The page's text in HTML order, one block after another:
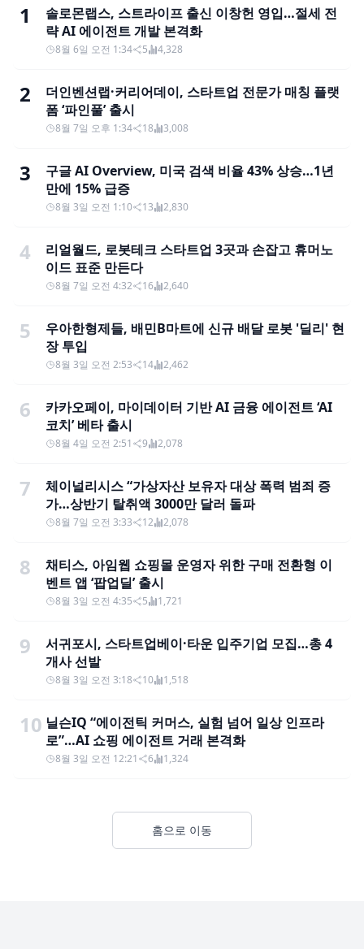
1
솔로몬랩스, 스트라이프 출신 이창헌 영입…절세 전
략 AI 에이전트 개발 본격화
8월 6일 오전 1:34 5 4,328
2
더인벤션랩·커리어데이, 스타트업 전문가 매칭 플랫
폼 ‘파인풀’ 출시
8월 7일 오후 1:34 18 3,008
3
구글 AI Overview, 미국 검색 비율 43% 상승…1년
만에 15% 급증
8월 3일 오전 1:10 13 2,830
4
리얼월드, 로봇테크 스타트업 3곳과 손잡고 휴머노
이드 표준 만든다
8월 7일 오전 4:32 16 2,640
5
우아한형제들, 배민B마트에 신규 배달 로봇 '딜리' 현
장 투입
8월 3일 오전 2:53 14 2,462
6
카카오페이, 마이데이터 기반 AI 금융 에이전트 ‘AI
코치’ 베타 출시
8월 4일 오전 2:51 9 2,078
7
체이널리시스 “가상자산 보유자 대상 폭력 범죄 증
가…상반기 탈취액 3000만 달러 돌파
8월 7일 오전 3:33 12 2,078
8
채티스, 아임웹 쇼핑몰 운영자 위한 구매 전환형 이
벤트 앱 ‘팝업딜’ 출시
8월 3일 오전 4:35 5 1,721
9
서귀포시, 스타트업베이·타운 입주기업 모집…총 4
개사 선발
8월 3일 오전 3:18 10 1,518
10 닐슨IQ “에이전틱 커머스, 실험 넘어 일상 인프라
로”…AI 쇼핑 에이전트 거래 본격화
8월 3일 오전 12:21 6 1,324
홈으로 이동